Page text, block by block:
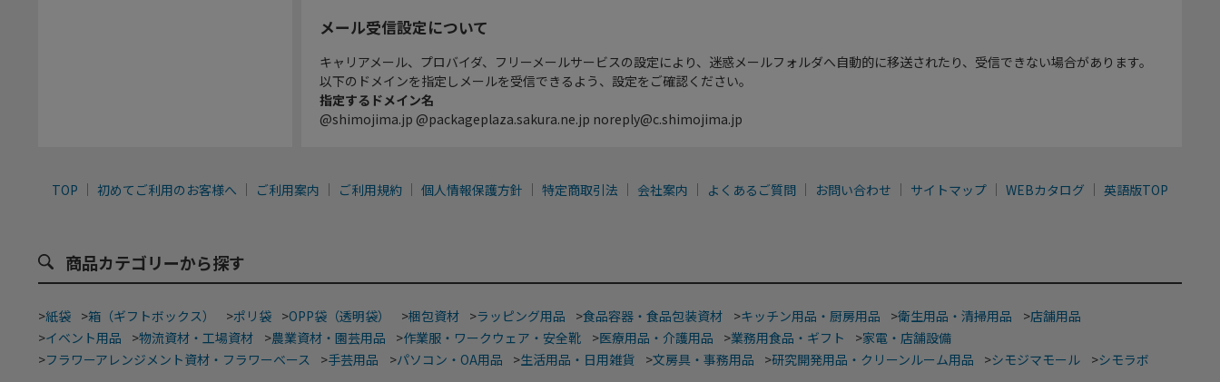
メール受信設定について
キャリアメール、プロバイダ、フリーメールサービスの設定により、迷惑メールフォルダへ自動的に移送されたり、受信できない場合があります。
以下のドメインを指定しメールを受信できるよう、設定をご確認ください。
指定するドメイン名
@shimojima.jp @packageplaza.sakura.ne.jp noreply@c.shimojima.jp
TOP 初めてご利用のお客様へ ご利用案内 ご利用規約 個人情報保護方針 特定商取引法 会社案内 よくあるご質問 お問い合わせ サイトマップ WEBカタログ 英語版TOP
商品カテゴリーから探す
>紙袋 >箱（ギフトボックス） >ポリ袋 >OPP袋（透明袋） >梱包資材 >ラッピング用品 >食品容器・食品包装資材 >キッチン用品・厨房用品 >衛生用品・清掃用品 >店舗用品
>イベント用品 >物流資材・工場資材 >農業資材・園芸用品 >作業服・ワークウェア・安全靴 >医療用品・介護用品 >業務用食品・ギフト >家電・店舗設備
>フラワーアレンジメント資材・フラワーベース >手芸用品 >パソコン・OA用品 >生活用品・日用雑貨 >文房具・事務用品 >研究開発用品・クリーンルーム用品 >シモジマモール >シモラボ